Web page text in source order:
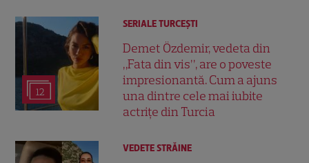
12
SERIALE TURCEŞTI
Demet Özdemir, vedeta din
„Fata din vis”, are o poveste
impresionantă. Cum a ajuns
una dintre cele mai iubite
actrițe din Turcia
VEDETE STRĂINE